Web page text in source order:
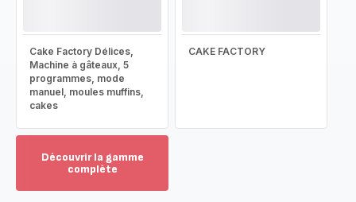
Cake Factory Délices,
Machine à gâteaux, 5
programmes, mode
manuel, moules muffins,
cakes
CAKE FACTORY
Découvrir la gamme
complète